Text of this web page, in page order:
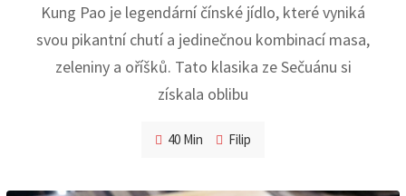
Kung Pao je legendární čínské jídlo, které vyniká
svou pikantní chutí a jedinečnou kombinací masa,
zeleniny a oříšků. Tato klasika ze Sečuánu si
získala oblibu
40 Min Filip